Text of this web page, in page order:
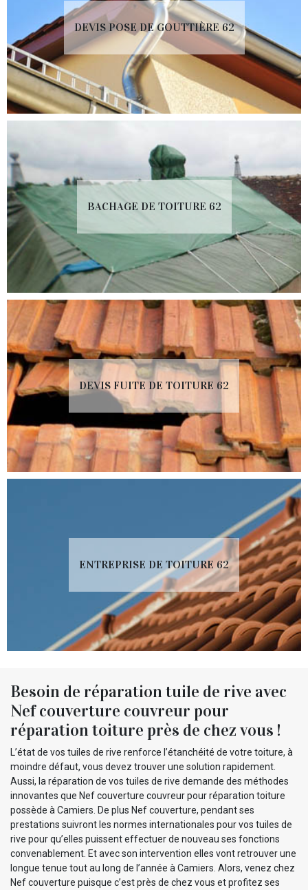
DEVIS POSE DE GOUTTIÈRE 62
BACHAGE DE TOITURE 62
DEVIS FUITE DE TOITURE 62
ENTREPRISE DE TOITURE 62
Besoin de réparation tuile de rive avec
Nef couverture couvreur pour
réparation toiture près de chez vous !
L’état de vos tuiles de rive renforce l’étanchéité de votre toiture, à
moindre défaut, vous devez trouver une solution rapidement.
Aussi, la réparation de vos tuiles de rive demande des méthodes
innovantes que Nef couverture couvreur pour réparation toiture
possède à Camiers. De plus Nef couverture, pendant ses
prestations suivront les normes internationales pour vos tuiles de
rive pour qu’elles puissent effectuer de nouveau ses fonctions
convenablement. Et avec son intervention elles vont retrouver une
longue tenue tout au long de l’année à Camiers. Alors, venez chez
Nef couverture puisque c’est près de chez vous et profitez ses